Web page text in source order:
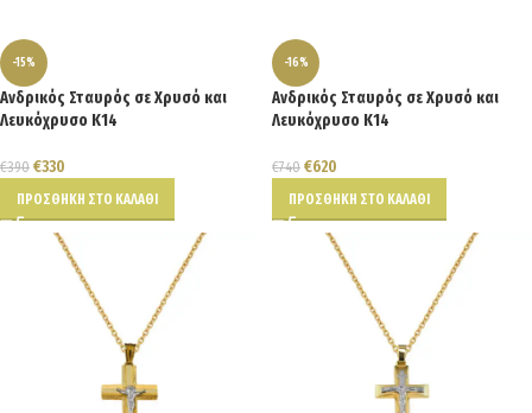
-15%
Ανδρικός Σταυρός σε Χρυσό και
Λευκόχρυσο Κ14
€390 €330
ΠΡΟΣΘΉΚΗ ΣΤΟ ΚΑΛΆΘΙ
-16%
Ανδρικός Σταυρός σε Χρυσό και
Λευκόχρυσο Κ14
€740 €620
ΠΡΟΣΘΉΚΗ ΣΤΟ ΚΑΛΆΘΙ